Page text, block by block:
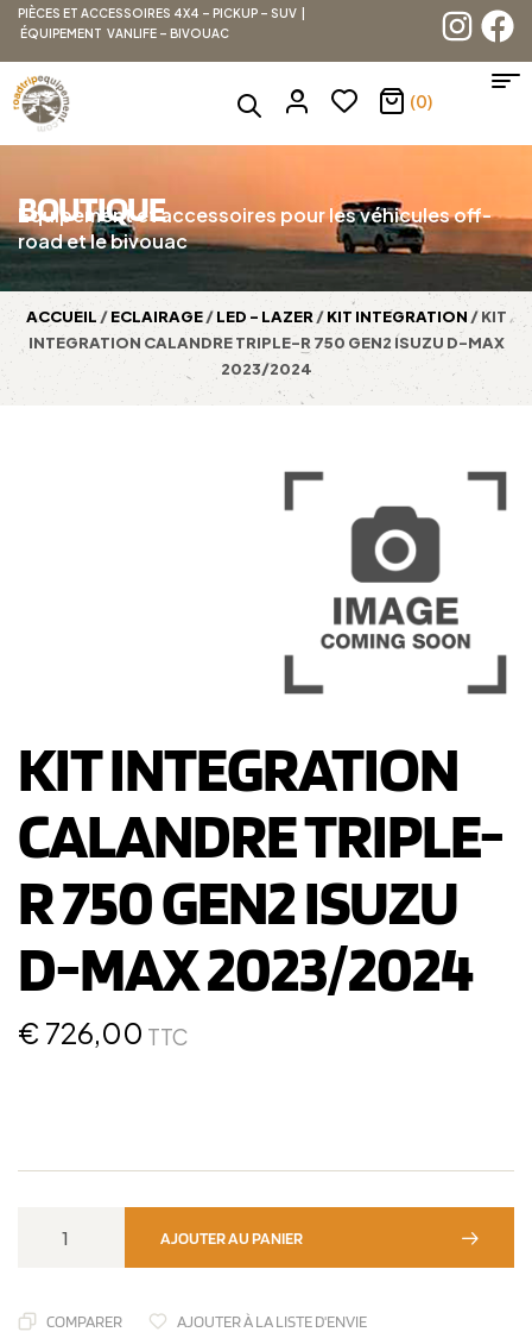
PIÈCES ET ACCESSOIRES 4X4 – PICKUP – SUV |
ÉQUIPEMENT VANLIFE – BIVOUAC
(0)
BOUTIQUE
Équipement et accessoires pour les véhicules off-
road et le bivouac
ACCUEIL /ECLAIRAGE/LED - LAZER /KIT INTEGRATION / KIT
INTEGRATION CALANDRE TRIPLE-R 750 GEN2 ISUZU D-MAX
2023/2024
KIT INTEGRATION
CALANDRE TRIPLE-
R 750 GEN2 ISUZU
D-MAX 2023/2024
€ 726,00 TTC
AJOUTER AU PANIER
COMPARER AJOUTER À LA LISTE D'ENVIE